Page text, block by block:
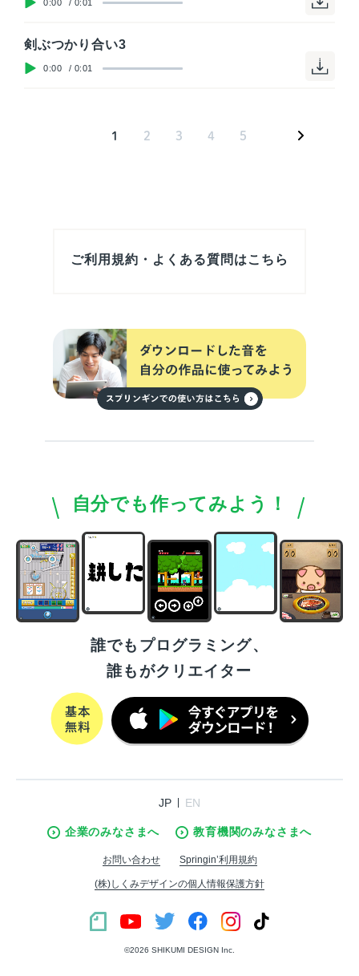
0:00 / 0:01
剣ぶつかり合い3
0:00 / 0:01
1 2 3 4 5 >
ご利用規約・よくある質問はこちら
自分でも作ってみよう！
誰でもプログラミング、
誰もがクリエイター
JP EN
企業のみなさまへ 教育機関のみなさまへ
お問い合わせ Springin’利用規約
(株)しくみデザインの個人情報保護方針
©︎2026 SHIKUMI DESIGN Inc.